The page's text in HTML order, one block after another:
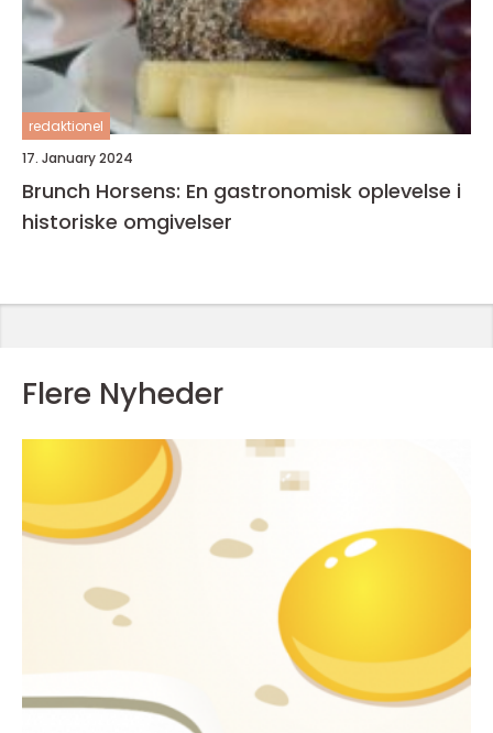
redaktionel
17. January 2024
Brunch Horsens: En gastronomisk oplevelse i
historiske omgivelser
Flere Nyheder